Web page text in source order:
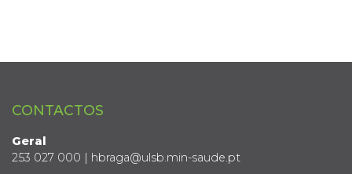
CONTACTOS
Geral
253 027 000 | hbraga@ulsb.min-saude.pt